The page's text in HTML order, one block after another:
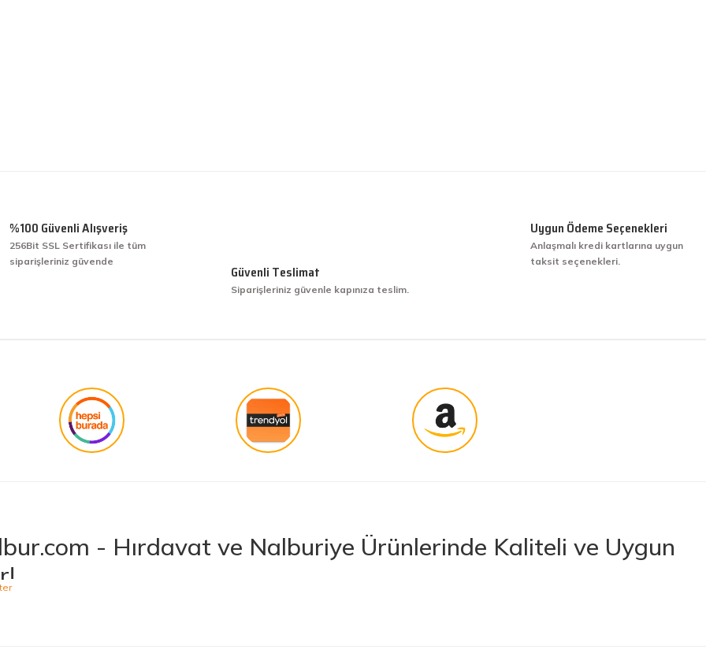
hakkıyla yapmak diye buna derim.
%100 Güvenli Alışveriş
256Bit SSL Sertifikası ile tüm
siparişleriniz güvende
Güvenli Teslimat
Siparişleriniz güvenle kapınıza teslim.
Uygun Ödeme Seçenekleri
Anlaşmalı kredi kartlarına uygun
taksit seçenekleri.
- Hırdavat ve Nalburiye Ürünlerinde Kaliteli ve Uygun